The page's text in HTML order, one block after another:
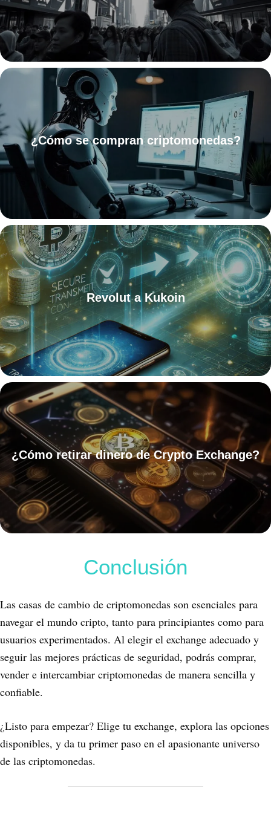
¿Cómo se compran criptomonedas?
Revolut a Kukoin
¿Cómo retirar dinero de Crypto Exchange?
Conclusión
Las casas de cambio de criptomonedas son esenciales para
navegar el mundo cripto, tanto para principiantes como para
usuarios experimentados. Al elegir el exchange adecuado y
seguir las mejores prácticas de seguridad, podrás comprar,
vender e intercambiar criptomonedas de manera sencilla y
confiable.
¿Listo para empezar? Elige tu exchange, explora las opciones
disponibles, y da tu primer paso en el apasionante universo
de las criptomonedas.